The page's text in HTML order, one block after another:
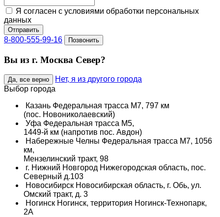
Я согласен с условиями обработки персональных
данных
Отправить
8-800-555-99-16 Позвонить
Вы из г. Москва Север?
Да, все верно
Нет, я из другого города
Выбор города
Казань Федеральная трасса М7, 797 км
(пос. Новониколаевский)
Уфа Федеральная трасса М5,
1449-й км (напротив пос. Авдон)
Набережные Челны Федеральная трасса М7, 1056
км,
Мензелинский тракт, 98
г. Нижний Новгород Нижегородская область, пос.
Северный д.103
Новосибирск Новосибирская область, г. Обь, ул.
Омский тракт, д. 3
Ногинск Ногинск, территория Ногинск-Технопарк,
2А